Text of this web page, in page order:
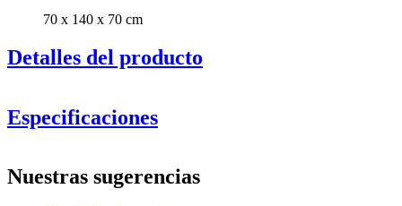
70 x 140 x 70 cm
Detalles del producto
Especificaciones
Número de productoARSP225-SET3
Nuestras sugerencias